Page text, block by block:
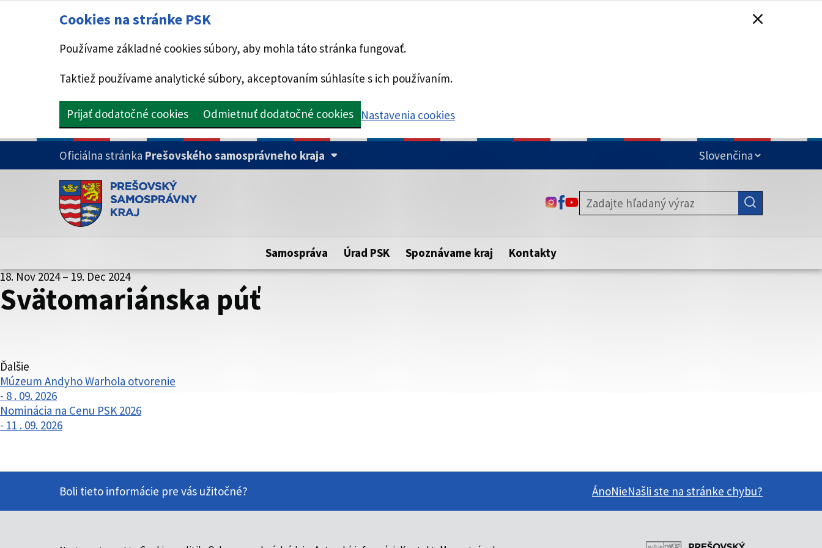
Cookies na stránke PSK
Používame základné cookies súbory, aby mohla táto stránka fungovať.
Taktiež používame analytické súbory, akceptovaním súhlasíte s ich používaním.
Prijať dodatočné cookies Odmietnuť dodatočné cookies Nastavenia cookies
PRESKOČIŤ NA HLAVNÝ OBSAH
Oficiálna stránka Prešovského samosprávneho kraja
Doména psk.sk je oficiálna
Toto je oficiálna webová stránka Prešovského samosprávneho kraja.
Táto stránka je zabezpečená
zabezpečenú webovú stránku. Zabezpečená stránka vždy začína
https:// pred názvom domény webového sídla.
ODKAZ SA OTVORÍ NA NOVEJ KARTE
ODKAZ SA OTVORÍ NA NOVEJ KARTE
ODKAZ SA OTVORÍ NA NOVEJ KARTE
Samospráva Úrad PSK Spoznávame kraj
Kontakty
18. Nov 2024 – 19. Dec 2024
Svätomariánska púť
Ďalšie
Múzeum Andyho Warhola otvorenie
- 8 . 09. 2026
Nominácia na Cenu PSK 2026
- 11 . 09. 2026
Boli tieto informácie pre vás užitočné? ÁnoNieNašli ste na stránke chybu?